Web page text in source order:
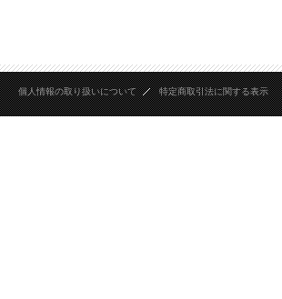
個人情報の取り扱いについて 特定商取引法に関する表示